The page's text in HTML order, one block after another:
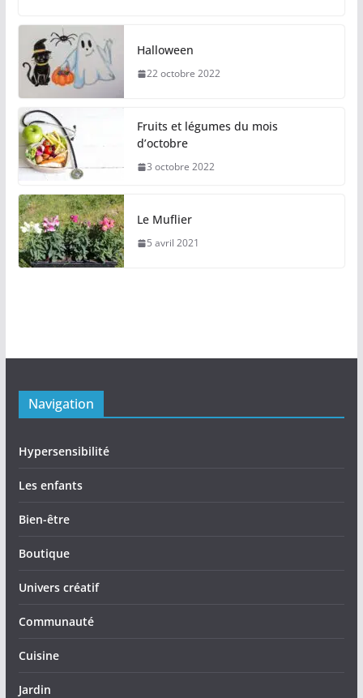
Halloween
22 octobre 2022
Fruits et légumes du mois
d’octobre
3 octobre 2022
Le Muflier
5 avril 2021
Navigation
Hypersensibilité
Les enfants
Bien-être
Boutique
Univers créatif
Communauté
Cuisine
Jardin